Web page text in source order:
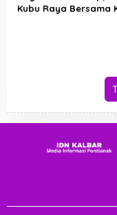
Kubu Raya Bersama